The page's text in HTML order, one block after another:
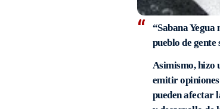
“Sabana Yegua
pueblo de
Asimismo, hizo
emitir opiniones
pueden afectar